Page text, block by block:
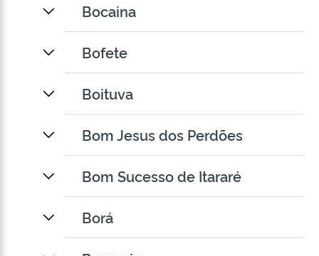
Bocaina
Bofete
Boituva
Bom Jesus dos Perdões
Bom Sucesso de Itararé
Borá